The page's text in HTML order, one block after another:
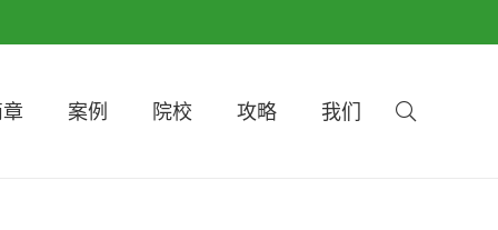
案例 院校 攻略 我们